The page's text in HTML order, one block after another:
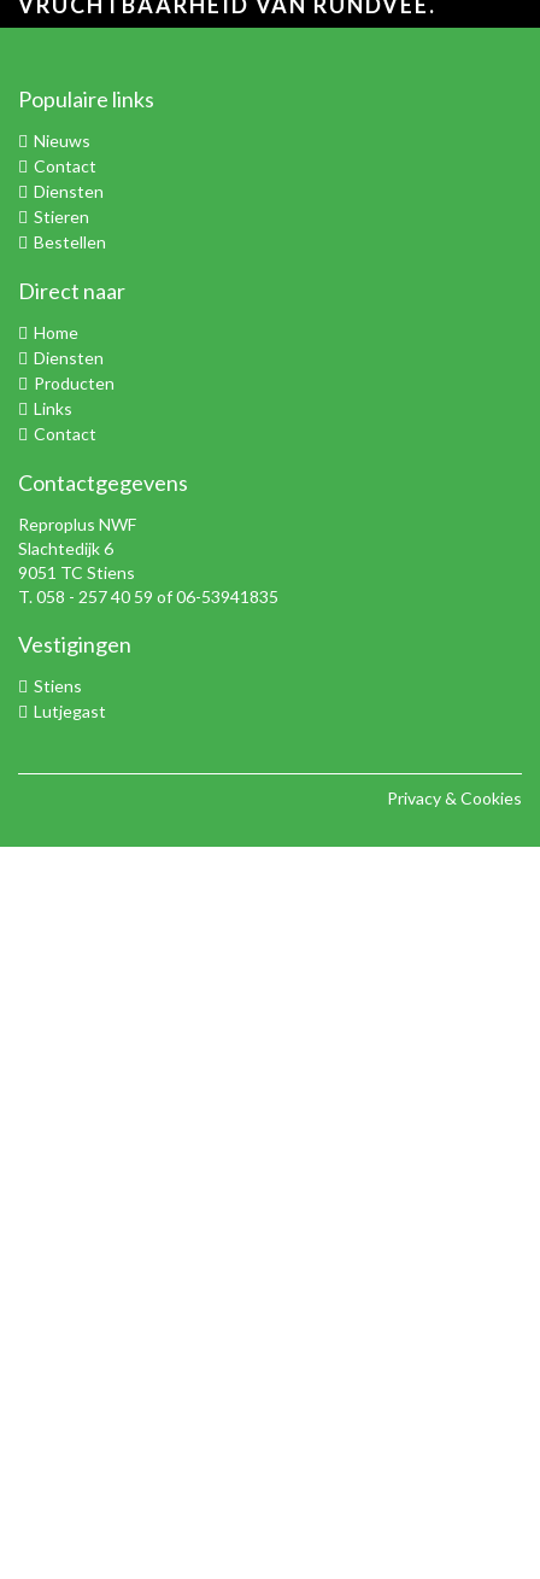
Populaire links
Nieuws
Contact
Diensten
Stieren
Bestellen
Direct naar
Home
Diensten
Producten
Links
Contact
Contactgegevens
Reproplus NWF
Slachtedijk 6
9051 TC Stiens
T. 058 - 257 40 59 of 06-53941835
Vestigingen
Stiens
Lutjegast
Privacy & Cookies